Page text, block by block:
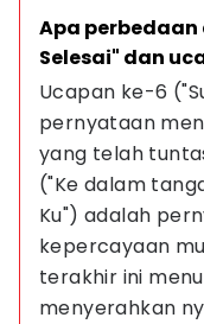
Apa
Selesai" dan
Ucapan ke-6
pernyataan
yang telah
("Ke dalam
Ku") adalah
kepercayaan
terakhir ini
menyerahkan